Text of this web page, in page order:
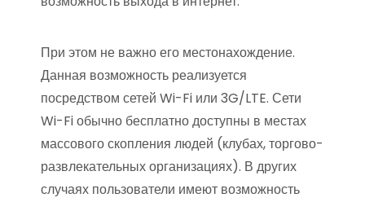
При этом не важно его местонахождение.
Данная возможность реализуется
посредством сетей Wi-Fi или 3G/LTE. Сети
Wi-Fi обычно бесплатно доступны в местах
массового скопления людей (клубах, торгово-
развлекательных организациях). В других
случаях пользователи имеют возможность